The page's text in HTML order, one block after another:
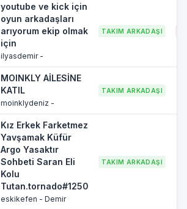
youtube ve kick için
oyun arkadaşları
arıyorum ekip olmak
için
ilyasdemir -
TAKIM ARKADAŞI
MOINKLY AİLESİNE
KATIL
moinklydeniz -
TAKIM ARKADAŞI
Kız Erkek Farketmez
Yavşamak Küfür
Argo Yasaktır
Sohbeti Saran Eli
Kolu
Tutan.tornado#1250
eskikefen - Demir
TAKIM ARKADAŞI